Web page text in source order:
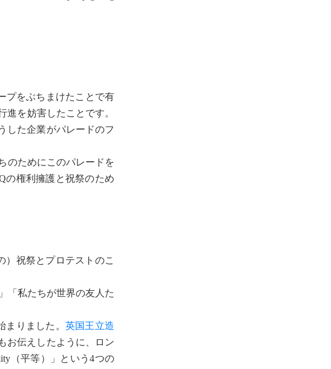
プをぶちまけたことで有
進を妨害したことです。
した企業がパレードのフ
のためにこのパレードを
の権利擁護と祝祭のため
祝祭とプロテストのこ
「私たちが世界の友人た
りました。 英国王立造
お伝えしたように、ロン
（平等）」という4つの